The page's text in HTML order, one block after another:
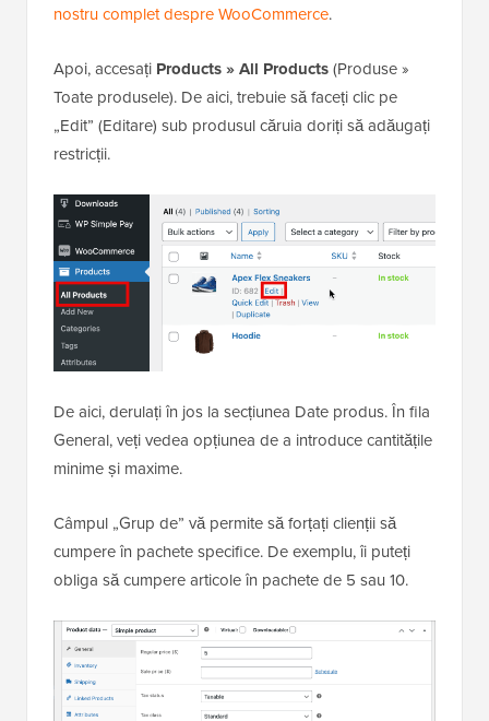
nostru complet despre WooCommerce.
Apoi, accesați Products » All Products(Produse »
Toate produsele). De aici, trebuie să faceți clic pe
„Edit” (Editare) sub produsul căruia doriți să adăugați
restricții.
De aici, derulați în jos la secțiunea Date produs. În fila
General, veți vedea opțiunea de a introduce cantitățile
minime și maxime.
Câmpul „Grup de” vă permite să forțați clienții să
cumpere în pachete specifice. De exemplu, îi puteți
obliga să cumpere articole în pachete de 5 sau 10.